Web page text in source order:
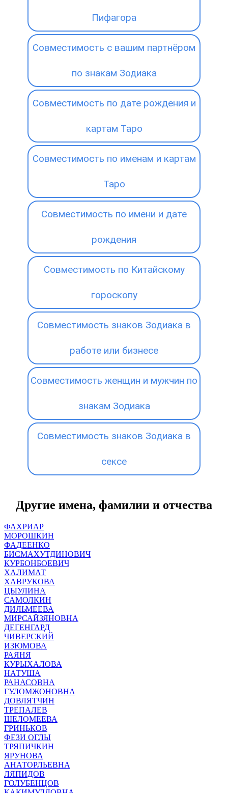
Пифагора
Совместимость с вашим партнёром
по знакам Зодиака
Совместимость по дате рождения и
картам Таро
Совместимость по именам и картам
Таро
Совместимость по имени и дате
рождения
Совместимость по Китайскому
гороскопу
Совместимость знаков Зодиака в
работе или бизнесе
Совместимость женщин и мужчин по
знакам Зодиака
Совместимость знаков Зодиака в
сексе
Другие имена, фамилии и отчества
ФАХРИАР
МОРОШКИН
ФАДЕЕНКО
БИСМАХУТДИНОВИЧ
КУРБОНБОЕВИЧ
ХАЛИМАТ
ХАВРУКОВА
ЦЫУЛИНА
САМОЛКИН
ДИЛЬМЕЕВА
МИРСАЙЗЯНОВНА
ДЕГЕНГАРД
ЧИВЕРСКИЙ
ИЗЮМОВА
РАЯНЯ
КУРЫХАЛОВА
НАТУША
РАНАСОВНА
ГУЛОМЖОНОВНА
ДОВЛЯТЧИН
ТРЕПАЛЕВ
ШЕЛОМЕЕВА
ГРИНЬКОВ
ФЕЗИ ОГЛЫ
ТРЯПИЧКИН
ЯРУНОВА
АНАТОРЛЬЕВНА
ЛЯПИДОВ
ГОЛУБЕНЦОВ